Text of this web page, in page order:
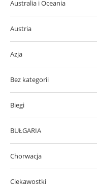
Australia i Oceania
Austria
Azja
Bez kategorii
Biegi
BUŁGARIA
Chorwacja
Ciekawostki